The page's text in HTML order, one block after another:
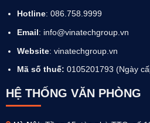
Hotline: 086.758.9999
Email: info@vinatechgroup.vn
Website: vinatechgroup.vn
Mã số thuế: 0105201793 (Ngày
HỆ THỐNG VĂN PHÒNG